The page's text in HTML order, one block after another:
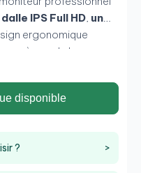
IPS Full HD, un
ergonomique
de larges
pour les bureaux, le
besoin de précision
en matière de
disponible
? >